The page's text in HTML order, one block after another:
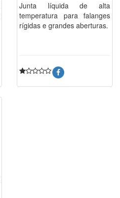
Junta líquida de alta
temperatura para falanges
rígidas e grandes aberturas.